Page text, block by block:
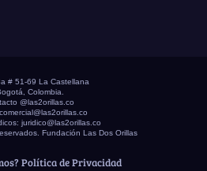
# 51-69 La Castellana
Colombia.
@las2orillas.co
comercial@las2orillas.co
juridico@las2orillas.co
Fundación Las Dos Orillas
Política de Privacidad